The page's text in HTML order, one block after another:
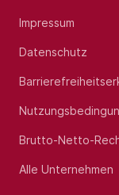
Impressum
Datenschutz
Brutto-Netto-
Alle Unternehmen